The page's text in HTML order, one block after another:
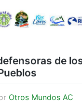
de
Otros Mundos AC